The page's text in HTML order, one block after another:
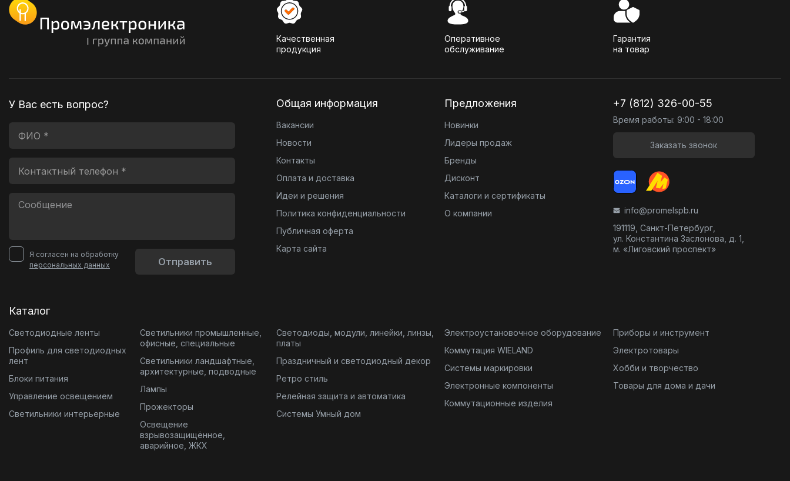
Качественная
продукция
Оперативное
обслуживание
Гарантия
на товар
У Вас есть вопрос?
Я согласен на обработку
персональных данных
Отправить
Общая информация
Вакансии
Новости
Контакты
Оплата и доставка
Идеи и решения
Политика конфиденциальности
Публичная оферта
Карта сайта
Предложения
Новинки
Лидеры продаж
Бренды
Дисконт
Каталоги и сертификаты
О компании
+7 (812) 326-00-55
Время работы: 9:00 - 18:00
Заказать звонок
info@promelspb.ru
191119, Санкт-Петербург,
ул. Константина Заслонова, д. 1,
м. «Лиговский проспект»
Каталог
Светодиодные ленты
Профиль для светодиодных
лент
Блоки питания
Управление освещением
Светильники интерьерные
Светильники промышленные,
офисные, специальные
Светильники ландшафтные,
архитектурные, подводные
Лампы
Прожекторы
Освещение
взрывозащищённое,
аварийное, ЖКХ
Светодиоды, модули, линейки, линзы,
платы
Праздничный и светодиодный декор
Ретро стиль
Релейная защита и автоматика
Системы Умный дом
Электроустановочное оборудование
Коммутация WIELAND
Системы маркировки
Электронные компоненты
Коммутационные изделия
Приборы и инструмент
Электротовары
Хобби и творчество
Товары для дома и дачи